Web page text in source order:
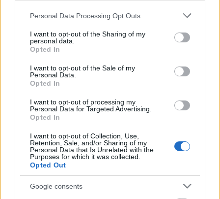
Please note that this website/app uses one or more Google
not limited to your visit or usage behaviour. You may click to
grant or deny consent to Google and its third-party tags to
use your data for below specified purposes in below Google
consent section.
Personal Data Processing Opt Outs
I want to opt-out of the Sharing of my
personal data.
Opted In
I want to opt-out of the Sale of my
Personal Data.
Opted In
I want to opt-out of processing my
Personal Data for Targeted Advertising.
Opted In
I want to opt-out of Collection, Use,
Retention, Sale, and/or Sharing of my
Personal Data that Is Unrelated with the
Purposes for which it was collected.
Opted Out
Google consents
A heti /17.jún.19-23-g/ jóskártyák
JÓStudio •2017. június 22.
Változás.. Valahogy úgy van, hogy ez a hét bármit
hozhat és mégse... Az első kártya azt üzeni bár
beteljesülésért szinte alig tehetünk, jobb ha
bizakodók és türelmesek vagyunk, és a felsőbb
hatalmakra…